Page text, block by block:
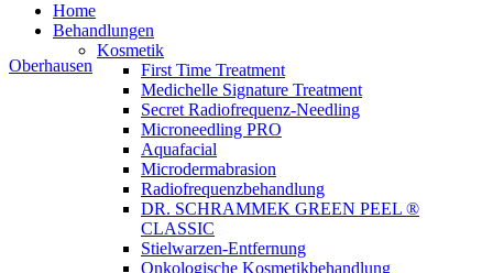
Home
Behandlungen
Kosmetik
First Time Treatment
Medichelle Signature Treatment
Secret Radiofrequenz-Needling
Microneedling PRO
Aquafacial
Microdermabrasion
Radiofrequenzbehandlung
DR. SCHRAMMEK GREEN PEEL ®
CLASSIC
Stielwarzen-Entfernung
Onkologische Kosmetikbehandlung